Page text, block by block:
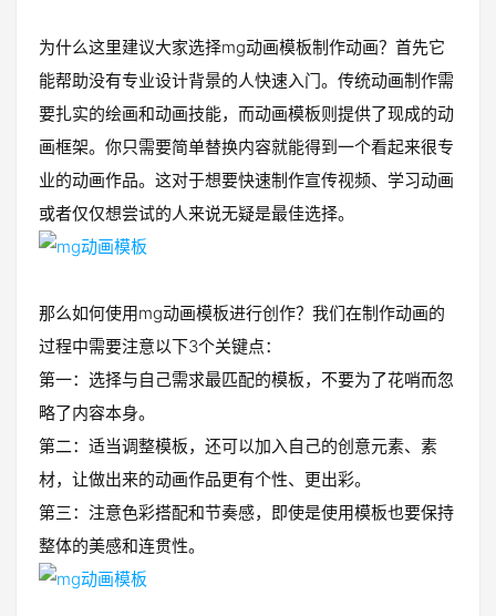
为什么这里建议大家选择mg动画模板制作动画？首先它
能帮助没有专业设计背景的人快速入门。传统动画制作需
要扎实的绘画和动画技能，而动画模板则提供了现成的动
画框架。你只需要简单替换内容就能得到一个看起来很专
业的动画作品。这对于想要快速制作宣传视频、学习动画
或者仅仅想尝试的人来说无疑是最佳选择。
那么如何使用mg动画模板进行创作？我们在制作动画的
过程中需要注意以下3个关键点：
第一：选择与自己需求最匹配的模板，不要为了花哨而忽
略了内容本身。
第二：适当调整模板，还可以加入自己的创意元素、素
材，让做出来的动画作品更有个性、更出彩。
第三：注意色彩搭配和节奏感，即使是使用模板也要保持
整体的美感和连贯性。